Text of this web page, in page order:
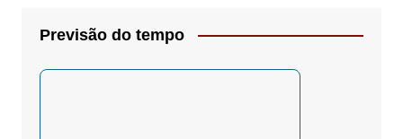
Previsão do tempo